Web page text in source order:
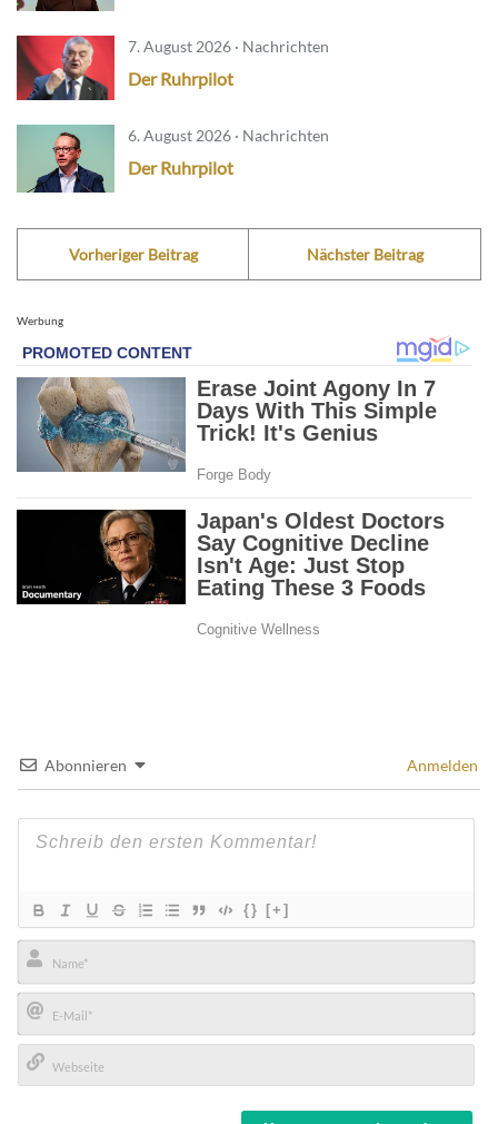
7. August 2026 · Nachrichten
Der Ruhrpilot
6. August 2026 · Nachrichten
Der Ruhrpilot
Vorheriger Beitrag Nächster Beitrag
Werbung
Abonnieren Anmelden
{} [+]
Name*
E-
Mail*